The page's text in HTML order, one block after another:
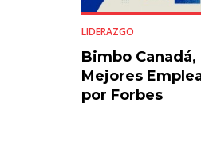
LIDERAZGO
Bimbo
Mejores
por Forbes